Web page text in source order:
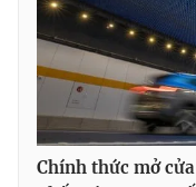
VTV4
VTV9
Liên hệ tòa soạn
Chính thức mở